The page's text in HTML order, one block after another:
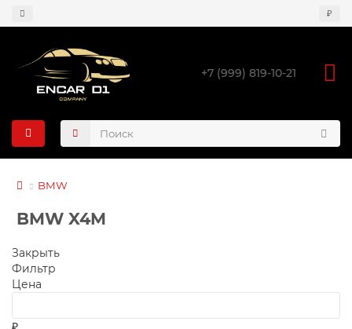
₽
+7 (999) 819-10-21
BMW
BMW X4M
Закрыть
Фильтр
Цена